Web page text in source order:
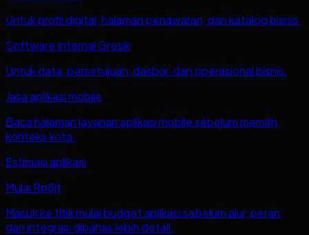
Untuk profil digital, halaman penawaran, dan katalog bisnis.
Software Internal Gresik
Untuk data, persetujuan, dasbor, dan operasional bisnis.
Jasa aplikasi mobile
Baca halaman layanan aplikasi mobile sebelum memilih
konteks kota.
Estimasi aplikasi
Mulai Rp8jt
Masuk ke titik mulai budget aplikasi sebelum alur, peran,
dan integrasi dibahas lebih detail.